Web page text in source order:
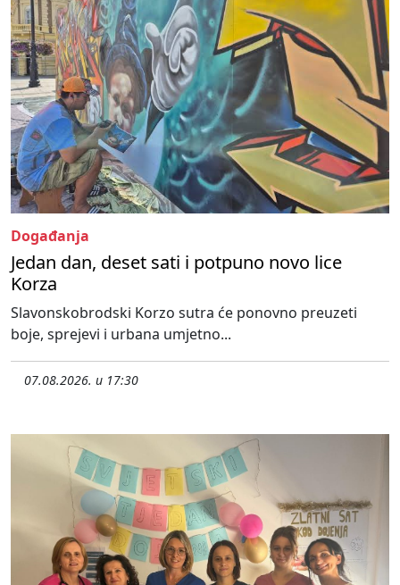
Događanja
Jedan dan, deset sati i potpuno novo lice
Korza
Slavonskobrodski Korzo sutra će ponovno preuzeti
boje, sprejevi i urbana umjetno...
07.08.2026. u 17:30